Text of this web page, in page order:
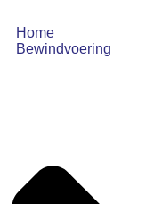
Home
Bewindvoering